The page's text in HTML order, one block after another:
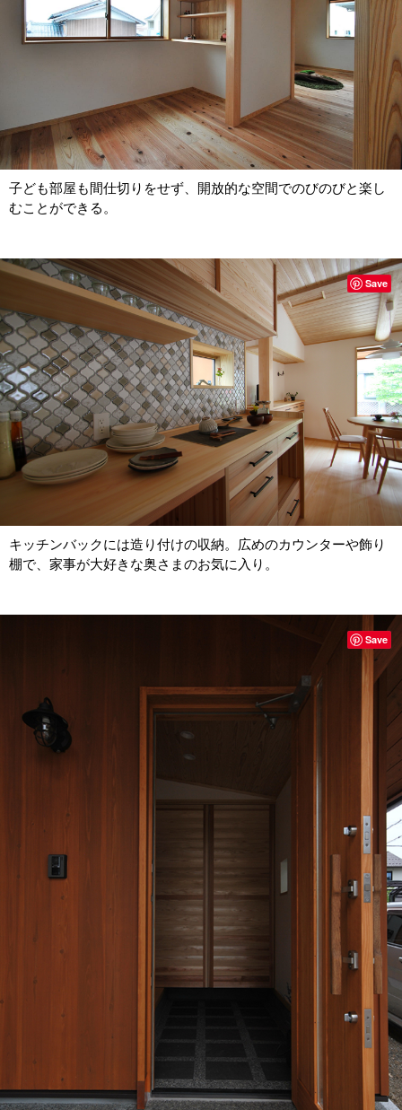
子ども部屋も間仕切りをせず、開放的な空間でのびのびと楽し
むことができる。
キッチンバックには造り付けの収納。広めのカウンターや飾り
棚で、家事が大好きな奥さまのお気に入り。
Save
Save